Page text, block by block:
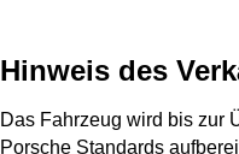
Hinweis des
Das Fahrzeug wird bis zur
Porsche Standards